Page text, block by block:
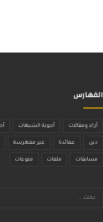
الفهارس
آراء ومقالات أجوبة الشبهات
دين عقائدنا غير مفهرسة
مسابقات ملفات منوعات